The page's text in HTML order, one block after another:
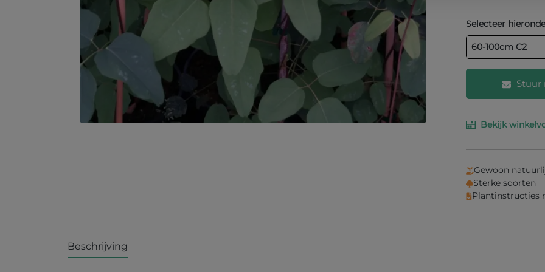
Selecteer
60-100cm C2
Stuur
Vul je e-
Bekijk
Gewoon
Sterke soorten
Plantinstructies
Beschrijving